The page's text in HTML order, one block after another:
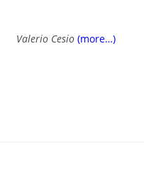
Valerio Cesio (more…)